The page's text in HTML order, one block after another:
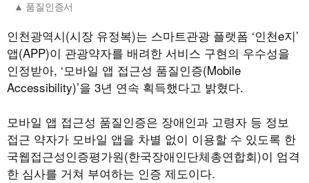
품질인증서
인천광역시(시장 유정복)는 스마트관광 플랫폼 ‘인천e지’
앱(APP)이 관광약자를 배려한 서비스 구현의 우수성을
인정받아, ‘모바일 앱 접근성 품질인증(Mobile
Accessibility)’을 3년 연속 획득했다고 밝혔다.
모바일 앱 접근성 품질인증은 장애인과 고령자 등 정보
접근 약자가 모바일 앱을 차별 없이 이용할 수 있도록 한
국웹접근성인증평가원(한국장애인단체총연합회)이 엄격
한 심사를 거쳐 부여하는 인증 제도이다.